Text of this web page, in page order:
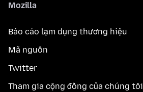
Mozilla
Báo cáo lạm dụng thương hiệu
Mã nguồn
Twitter
Tham gia cộng đồng của chúng tôi